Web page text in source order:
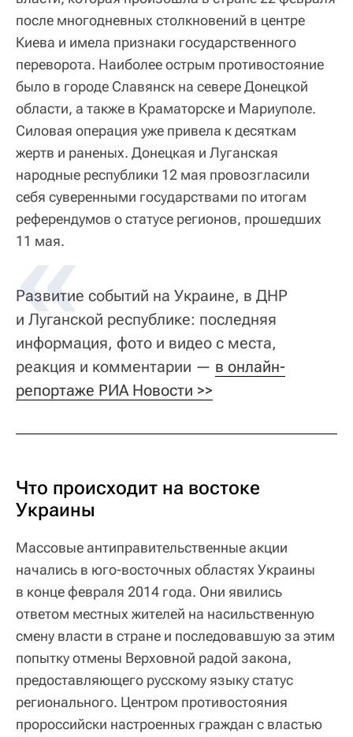
после многодневных столкновений в центре
Киева и имела признаки государственного
переворота. Наиболее острым противостояние
было в городе Славянск на севере Донецкой
области, а также в Краматорске и Мариуполе.
Силовая операция уже привела к десяткам
жертв и раненых. Донецкая и Луганская
народные республики 12 мая провозгласили
себя суверенными государствами по итогам
референдумов о статусе регионов, прошедших
11 мая.
Развитие событий на Украине, в ДНР
и Луганской республике: последняя
информация, фото и видео с места,
реакция и комментарии — в онлайн-
репортаже РИА Новости >>
Что происходит на востоке
Украины
Массовые антиправительственные акции
начались в юго-восточных областях Украины
в конце февраля 2014 года. Они явились
ответом местных жителей на насильственную
смену власти в стране и последовавшую за этим
попытку отмены Верховной радой закона,
предоставляющего русскому языку статус
регионального. Центром противостояния
пророссийски настроенных граждан с властью